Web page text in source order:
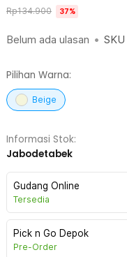
Belum ada ulasan • SKU
Rp134.900 37%
Pilihan Warna:
Beige
Informasi Stok:
Jabodetabek
Gudang Online
Tersedia
Pick n Go Depok
Pre-Order